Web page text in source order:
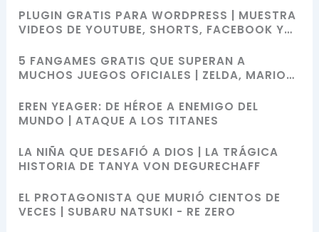
PLUGIN GRATIS PARA WORDPRESS | MUESTRA
VIDEOS DE YOUTUBE, SHORTS, FACEBOOK Y
5 FANGAMES GRATIS QUE SUPERAN A
MUCHOS JUEGOS OFICIALES | ZELDA, MARIO
EREN YEAGER: DE HÉROE A ENEMIGO DEL
MUNDO | ATAQUE A LOS TITANES
LA NIÑA QUE DESAFIÓ A DIOS | LA TRÁGICA
HISTORIA DE TANYA VON DEGURECHAFF
EL PROTAGONISTA QUE MURIÓ CIENTOS DE
VECES | SUBARU NATSUKI - RE ZERO